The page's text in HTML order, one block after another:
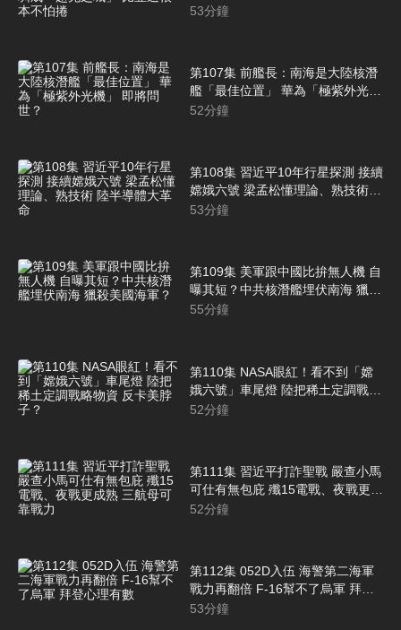
之城」 比亞迪根本不怕捲
53分鐘
第107集 前艦長：南海是大陸核潛
艦「最佳位置」 華為「極紫外光
機」 即將問世？
52分鐘
第108集 習近平10年行星探測 接續
嫦娥六號 梁孟松懂理論、熟技術
陸半導體大革命
53分鐘
第109集 美軍跟中國比拚無人機 自
曝其短？中共核潛艦埋伏南海 獵殺
美國海軍？
55分鐘
第110集 NASA眼紅！看不到「嫦
娥六號」車尾燈 陸把稀土定調戰略
物資 反卡美脖子？
52分鐘
第111集 習近平打詐聖戰 嚴查小馬
可仕有無包庇 殲15電戰、夜戰更成
熟 三航母可靠戰力
52分鐘
第112集 052D入伍 海警第二海軍
戰力再翻倍 F-16幫不了烏軍 拜登
心理有數
53分鐘